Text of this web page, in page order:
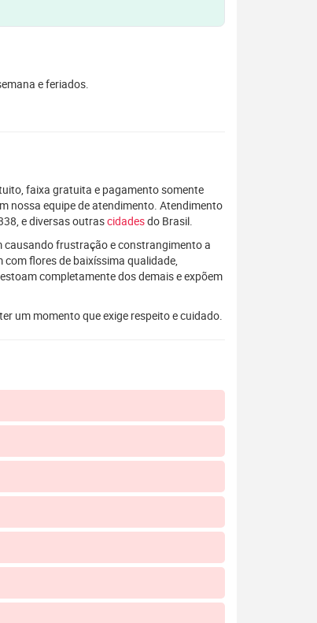
e feriados.
faixa gratuita e pagamento somente
nossa equipe de atendimento. Atendimento
e diversas outrascidadesdo Brasil.
causando frustração e constrangimento a
flores de baixíssima qualidade,
completamente dos demais e expõem
um momento que exige respeito e cuidado.